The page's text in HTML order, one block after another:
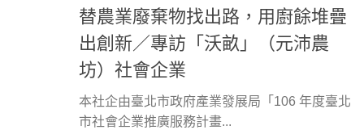
替農業廢棄物找出路，用廚餘堆疊
出創新／專訪「沃畝」（元沛農
坊）社會企業
本社企由臺北市政府產業發展局「106 年度臺北
市社會企業推廣服務計畫...